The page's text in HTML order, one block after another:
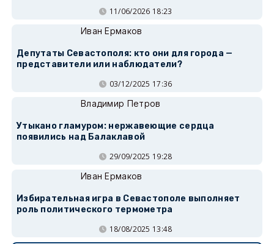
11/06/2026 18:23
Иван Ермаков
Депутаты Севастополя: кто они для города —
представители или наблюдатели?
03/12/2025 17:36
Владимир Петров
Утыкано гламуром: нержавеющие сердца
появились над Балаклавой
29/09/2025 19:28
Иван Ермаков
Избирательная игра в Севастополе выполняет
роль политического термометра
18/08/2025 13:48